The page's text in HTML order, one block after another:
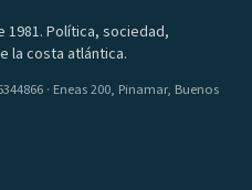
1981. Política, sociedad,
la costa atlántica.
· Eneas 200, Pinamar, Buenos